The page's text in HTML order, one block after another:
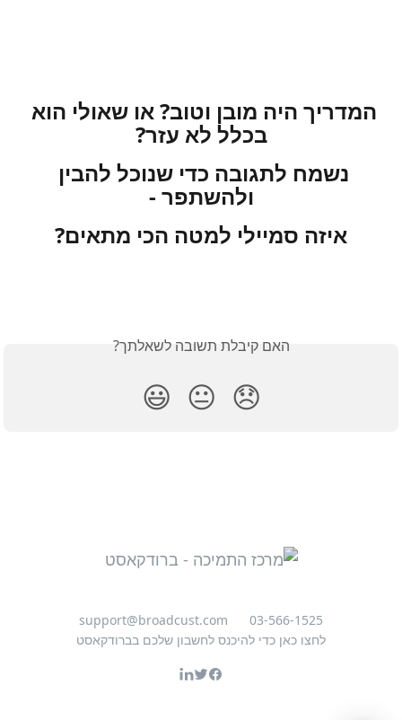
המדריך היה מובן וטוב? או שאולי הוא
בכלל לא עזר?
נשמח לתגובה כדי שנוכל להבין
ולהשתפר -
איזה סמיילי למטה הכי מתאים?
האם קיבלת תשובה לשאלתך?
😞
😐
😃
03-566-1525
support@broadcust.com
לחצו כאן כדי להיכנס לחשבון שלכם בברודקאסט